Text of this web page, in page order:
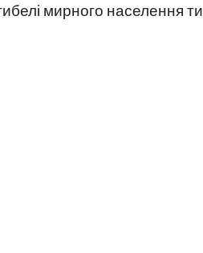
мирного населення